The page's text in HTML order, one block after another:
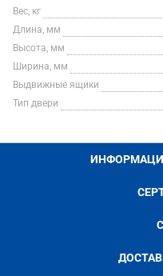
Вес, кг
Длина, мм
Высота, мм
Ширина, мм
Выдвижные ящики
Тип двери